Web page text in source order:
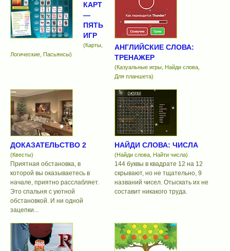
КАРТ
—
ПЯТЬ
ИГР
(Карты,
Логические, Пасьянсы)
АНГЛИЙСКИЕ СЛОВА:
ТРЕНАЖЕР
(Казуальные игры, Найди слова,
Для планшета)
ДОКАЗАТЕЛЬСТВО 2
(Квесты)
Приятная обстановка, в
которой вы оказываетесь в
начале, приятно расслабляет.
Это спальня с уютной
обстановкой. И ни одной
зацепки...
НАЙДИ СЛОВА: ЧИСЛА
(Найди слова, Найти числа)
144 буквы в квадрате 12 на 12
скрывают, но не тщательно, 9
названий чисел. Отыскать их не
составит никакого труда.